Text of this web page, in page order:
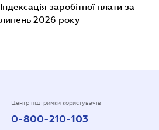
Індексація заробітної плати за
липень 2026 року
Центр підтримки користувачів
0-800-210-103